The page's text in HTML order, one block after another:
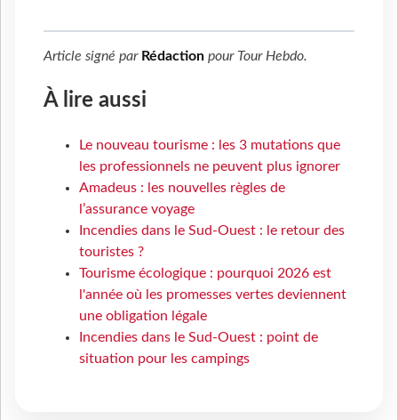
Article signé par Rédaction pour Tour Hebdo.
À lire aussi
Le nouveau tourisme : les 3 mutations que
les professionnels ne peuvent plus ignorer
Amadeus : les nouvelles règles de
l’assurance voyage
Incendies dans le Sud-Ouest : le retour des
touristes ?
Tourisme écologique : pourquoi 2026 est
l'année où les promesses vertes deviennent
une obligation légale
Incendies dans le Sud-Ouest : point de
situation pour les campings